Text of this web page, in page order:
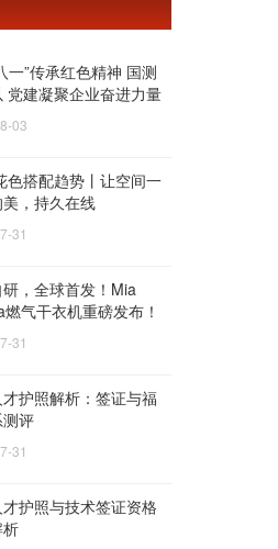
一”传承红色精神 国测
党建凝聚企业奋进力量
03
色搭配趋势丨让空间一
，持久在线
31
，全球首发！Mia
气干衣机重磅发布！
31
护照解析：签证与福
评
31
护照与技术签证资格
析